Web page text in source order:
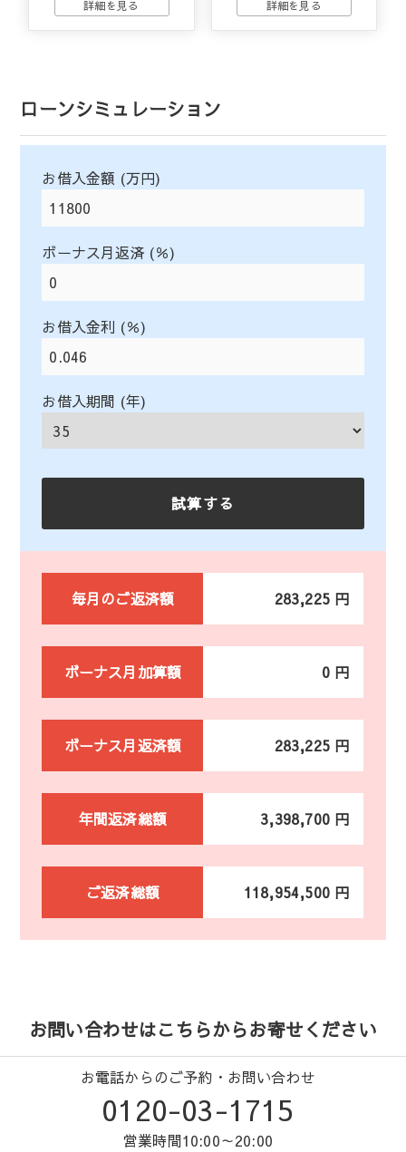
ローンシミュレーション
お借入金額 (万円)
ボーナス月返済 (％)
お借入金利 (％)
お借入期間 (年)
毎月のご返済額 283,225 円
ボーナス月加算額 0 円
ボーナス月返済額 283,225 円
年間返済総額 3,398,700 円
ご返済総額 118,954,500 円
お問い合わせはこちらからお寄せください
お電話からのご予約・お問い合わせ
0120-03-1715
営業時間10:00～20:00